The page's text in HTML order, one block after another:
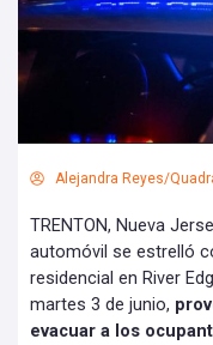
Alejandra Reyes/
TRENTON, Nueva
automóvil se estrelló
residencial en River
martes 3 de junio,
evacuar a los